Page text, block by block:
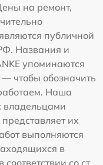
на ремонт,
публичной
Названия и
упоминаются
чтобы обозначить
Наша
владельцами
их
выполняются
в
со ст.